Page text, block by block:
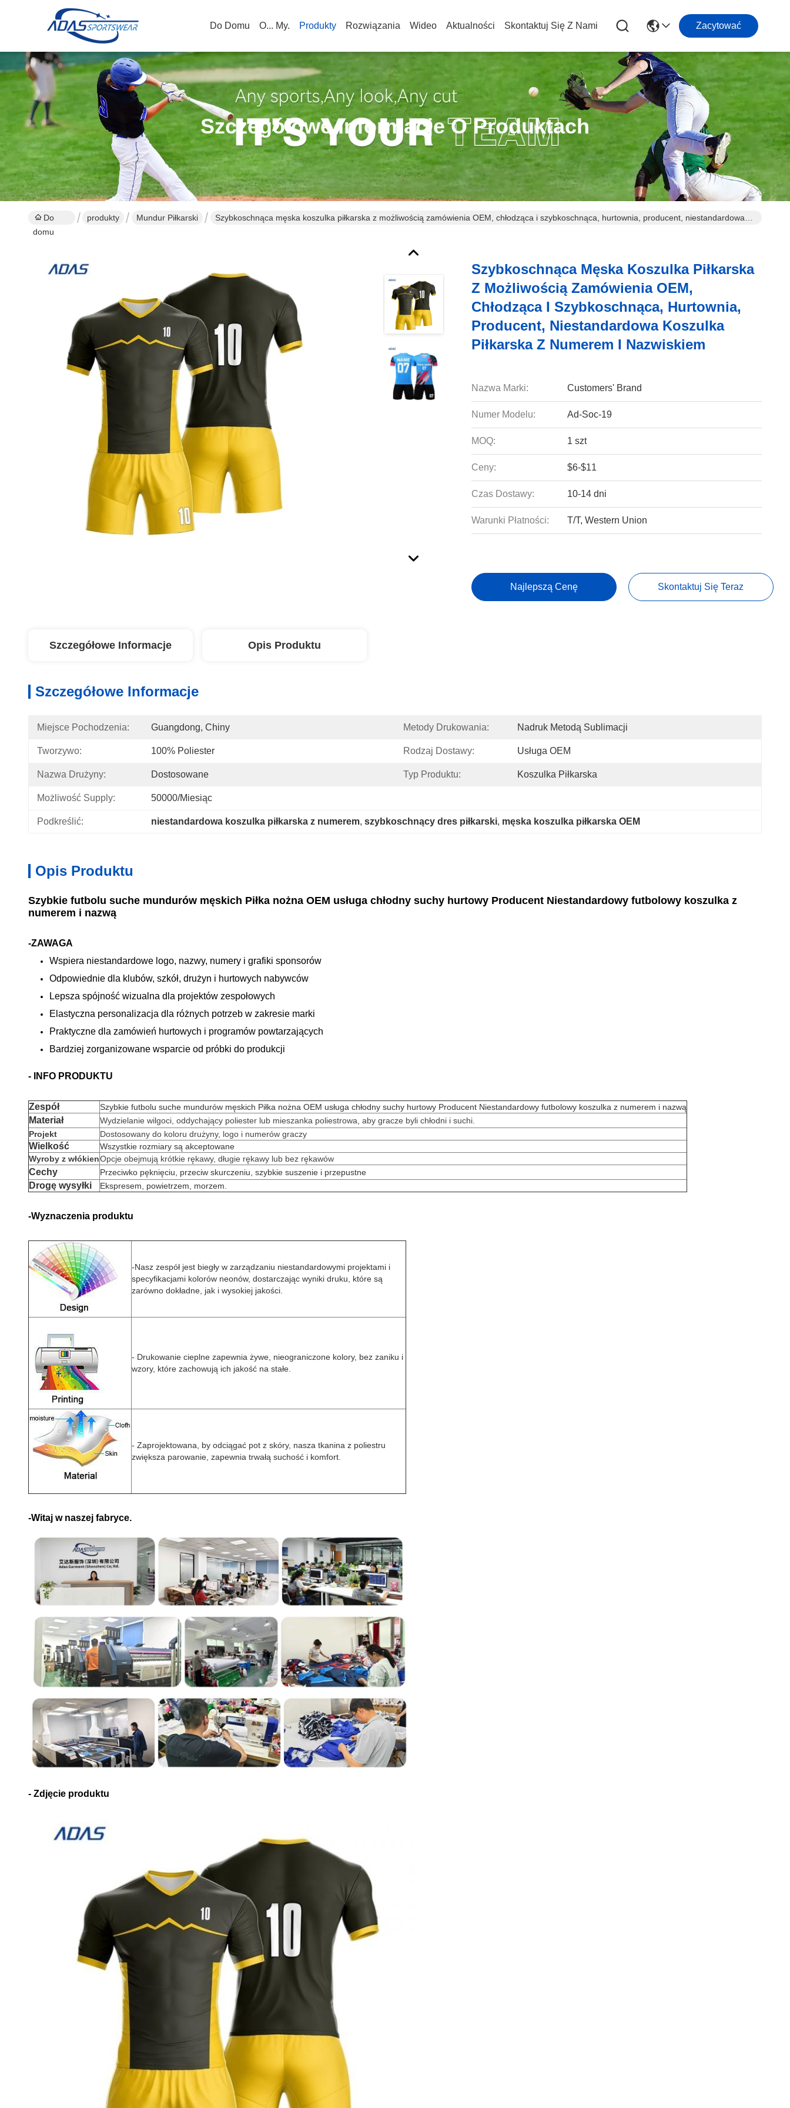
Do Domu O... My. Produkty Rozwiązania Wideo Aktualności Skontaktuj Się Z Nami Zacytować
Szczegółowe Informacje O Produktach
Do
domu
produkty Mundur Piłkarski
Szybkoschnąca męska koszulka piłkarska z możliwością zamówienia OEM, chłodząca i szybkoschnąca, hurtownia, producent, niestandardowa
Szybkoschnąca Męska Koszulka Piłkarska
Z Możliwością Zamówienia OEM,
Chłodząca I Szybkoschnąca, Hurtownia,
Producent, Niestandardowa Koszulka
Piłkarska Z Numerem I Nazwiskiem
Nazwa Marki: Customers' Brand
Numer Modelu: Ad-Soc-19
MOQ: 1 szt
Ceny: $6-$11
Czas Dostawy: 10-14 dni
Warunki Płatności: T/T, Western Union
Najlepszą Cenę Skontaktuj Się Teraz
Szczegółowe Informacje Opis Produktu
Szczegółowe Informacje
Miejsce Pochodzenia: Guangdong, Chiny Metody Drukowania: Nadruk Metodą Sublimacji
Tworzywo: 100% Poliester Rodzaj Dostawy: Usługa OEM
Nazwa Drużyny: Dostosowane Typ Produktu: Koszulka Piłkarska
Możliwość Supply: 50000/miesiąc
Podkreślić: niestandardowa koszulka piłkarska z numerem, szybkoschnący dres piłkarski, męska koszulka piłkarska OEM
Opis Produktu
Szybkie futbolu suche mundurów męskich Piłka nożna OEM usługa chłodny suchy hurtowy Producent Niestandardowy futbolowy koszulka z
numerem i nazwą
-ZAWAGA
Wspiera niestandardowe logo, nazwy, numery i grafiki sponsorów
Odpowiednie dla klubów, szkół, drużyn i hurtowych nabywców
Lepsza spójność wizualna dla projektów zespołowych
Elastyczna personalizacja dla różnych potrzeb w zakresie marki
Praktyczne dla zamówień hurtowych i programów powtarzających
Bardziej zorganizowane wsparcie od próbki do produkcji
- INFO PRODUKTU
Zespół Szybkie futbolu suche mundurów męskich Piłka nożna OEM usługa chłodny suchy hurtowy Producent Niestandardowy futbolowy koszulka z numerem i nazwą
Materiał
Wydzielanie wilgoci, oddychający poliester lub mieszanka poliestrowa, aby gracze byli chłodni i suchi.
Projekt
Dostosowany do koloru drużyny, logo i numerów graczy
Wielkość
Wszystkie rozmiary są akceptowane
Wyroby z włókienOpcje obejmują krótkie rękawy, długie rękawy lub bez rękawów
Cechy Przeciwko pęknięciu, przeciw skurczeniu, szybkie suszenie i przepustne
Drogę wysyłki Ekspresem, powietrzem, morzem.
-Wyznaczenia produktu
-Nasz zespół jest biegły w zarządzaniu niestandardowymi projektami i
specyfikacjami kolorów neonów, dostarczając wyniki druku, które są
zarówno dokładne, jak i wysokiej jakości.
- Drukowanie cieplne zapewnia żywe, nieograniczone kolory, bez zaniku i
wzory, które zachowują ich jakość na stałe.
- Zaprojektowana, by odciągać pot z skóry, nasza tkanina z poliestru
zwiększa parowanie, zapewnia trwałą suchość i komfort.
-Witaj w naszej fabryce.
- Zdjęcie produktu